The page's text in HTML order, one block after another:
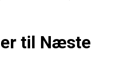
til Næste